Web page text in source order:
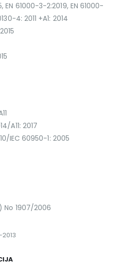
EN 61000-3-2:2019, EN 61000-
4: 2011 +A1: 2014
A11: 2017
IEC 60950-1: 2005
No 1907/2006